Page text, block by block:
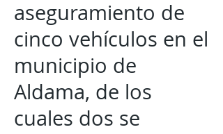
aseguramiento de
cinco vehículos en el
municipio de
Aldama, de los
cuales dos se